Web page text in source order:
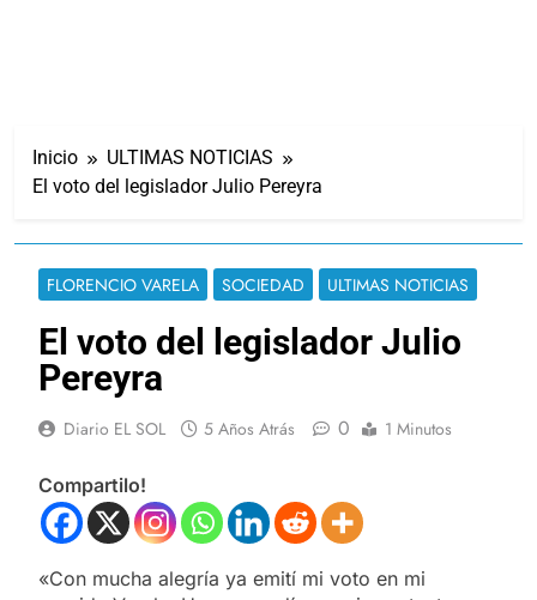
Inicio
ULTIMAS NOTICIAS
El voto del legislador Julio Pereyra
FLORENCIO VARELA SOCIEDAD ULTIMAS NOTICIAS
El voto del legislador Julio
Pereyra
Diario EL SOL 5 Años Atrás 0 1 Minutos
Compartilo!
«Con mucha alegría ya emití mi voto en mi